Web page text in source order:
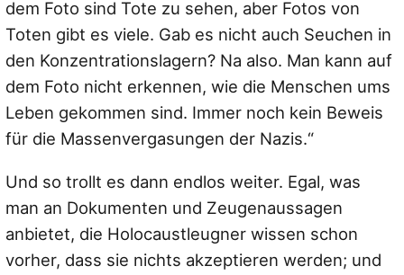
dem Foto sind Tote zu sehen, aber Fotos von
Toten gibt es viele. Gab es nicht auch Seuchen in
den Konzentrationslagern? Na also. Man kann auf
dem Foto nicht erkennen, wie die Menschen ums
Leben gekommen sind. Immer noch kein Beweis
für die Massenvergasungen der Nazis.“
Und so trollt es dann endlos weiter. Egal, was
man an Dokumenten und Zeugenaussagen
anbietet, die Holocaustleugner wissen schon
vorher, dass sie nichts akzeptieren werden; und